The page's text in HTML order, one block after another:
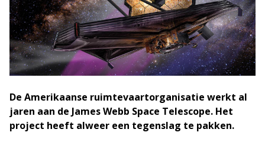
De Amerikaanse ruimtevaartorganisatie werkt al
jaren aan de James Webb Space Telescope. Het
project heeft alweer een tegenslag te pakken.